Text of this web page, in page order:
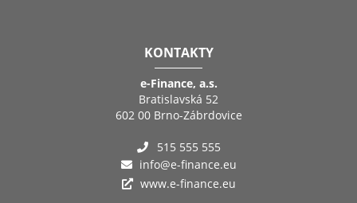
KONTAKTY
e-Finance, a.s.
Bratislavská 52
602 00 Brno-Zábrdovice
515 555 555
info@e-finance.eu
www.e-finance.eu